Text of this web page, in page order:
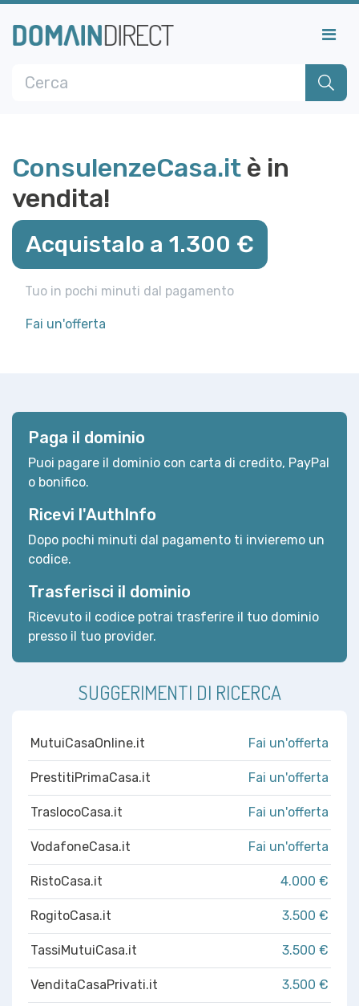
ConsulenzeCasa.it è in
vendita!
Acquistalo a 1.300 €
Tuo in pochi minuti dal pagamento
Fai un'offerta
Paga il dominio
Puoi pagare il dominio con carta di credito, PayPal
o bonifico.
Ricevi l'AuthInfo
Dopo pochi minuti dal pagamento ti invieremo un
codice.
Trasferisci il dominio
Ricevuto il codice potrai trasferire il tuo dominio
presso il tuo provider.
SUGGERIMENTI DI RICERCA
MutuiCasaOnline.it Fai un'offerta
PrestitiPrimaCasa.it Fai un'offerta
TraslocoCasa.it Fai un'offerta
VodafoneCasa.it Fai un'offerta
RistoCasa.it 4.000 €
RogitoCasa.it 3.500 €
TassiMutuiCasa.it 3.500 €
VenditaCasaPrivati.it 3.500 €